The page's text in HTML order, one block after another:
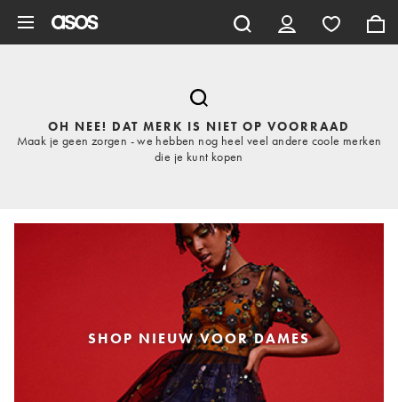
OH NEE! DAT MERK IS NIET OP VOORRAAD
Maak je geen zorgen - we hebben nog heel veel andere coole merken
die je kunt kopen
SHOP NIEUW VOOR DAMES